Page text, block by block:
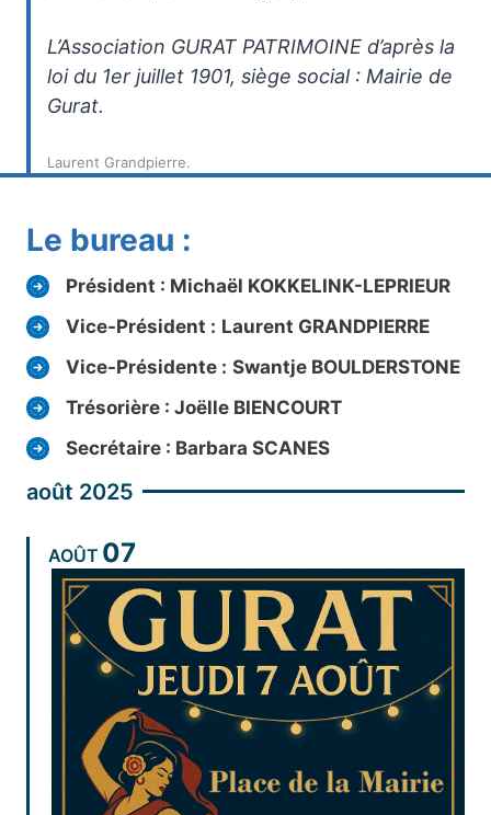
L’Association GURAT PATRIMOINE d’après la
loi du 1er juillet 1901, siège social : Mairie de
Gurat.
Laurent Grandpierre.
Le bureau :
Président : Michaël KOKKELINK-LEPRIEUR
Vice-Président : Laurent GRANDPIERRE
Vice-Présidente : Swantje BOULDERSTONE
Trésorière : Joëlle BIENCOURT
Secrétaire : Barbara SCANES
août 2025
AOÛT 07